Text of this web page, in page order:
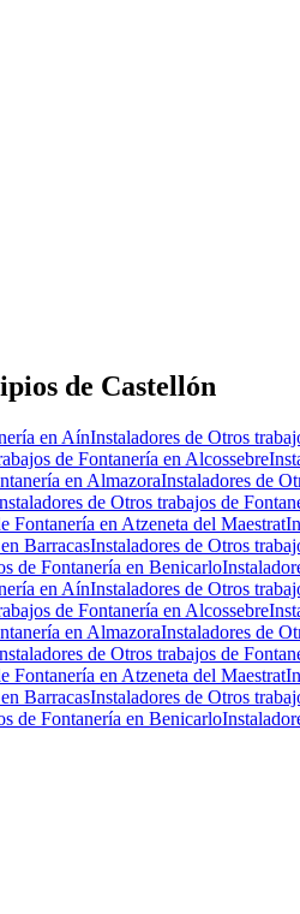
de Castellón
en AínInstaladores de Otros
de Fontanería en Alcossebre
en AlmazoraInstaladores de
de Otros trabajos de
Fontanería en Atzeneta del Maestrat
BarracasInstaladores de Otros
de Fontanería en Benicarlo
en AínInstaladores de Otros
de Fontanería en Alcossebre
en AlmazoraInstaladores de
de Otros trabajos de
Fontanería en Atzeneta del Maestrat
BarracasInstaladores de Otros
de Fontanería en Benicarlo